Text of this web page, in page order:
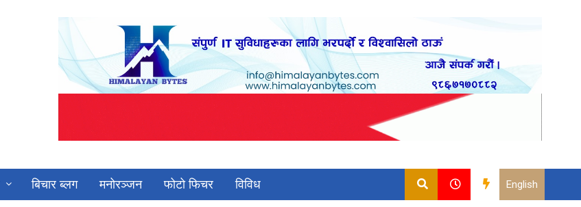
बिचार ब्लग मनोरञ्जन फोटो फिचर विविध English